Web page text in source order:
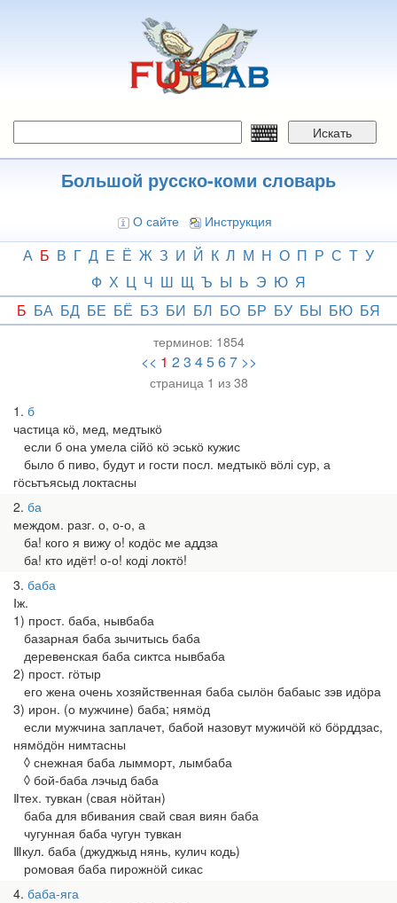
Искать
Большой русско-коми словарь
О сайте Инструкция
А Б В Г Д Е Ё Ж З И Й К Л М Н О П Р С Т У
Ф Х Ц Ч Ш Щ Ъ Ы Ь Э Ю Я
Б БА БД БЕ БЁ БЗ БИ БЛ БО БР БУ БЫ БЮ БЯ
терминов: 1854
<< 1 23 4567 >>
страница 1 из 38
1 б
частица кӧ, мед, медтыкӧ
если б она умела сійӧ кӧ эськӧ кужис
было б пиво, будут и гости посл. медтыкӧ вӧлі сур, а
гӧсьтъясыд локтасны
2 ба
междом. разг. о, о-о, а
ба! кого я вижу о! кодӧс ме аддза
ба! кто идёт! о-о! коді локтӧ!
3 баба
Ⅰж.
1) прост. баба, нывбаба
базарная баба зычитысь баба
деревенская баба сиктса нывбаба
2) прост. гӧтыр
его жена очень хозяйственная баба сылӧн бабаыс зэв идӧра
3) ирон. (о мужчине) баба; нямӧд
если мужчина заплачет, бабой назовут мужичӧй кӧ бӧрддзас,
нямӧдӧн нимтасны
◊ снежная баба лымморт, лымбаба
◊ бой-баба лэчыд баба
Ⅱтех. тувкан (свая нӧйтан)
баба для вбивания свай свая виян баба
чугунная баба чугун тувкан
Ⅲкул. баба (джуджыд нянь, кулич кодь)
ромовая баба пирожнӧй сикас
4 баба-яга